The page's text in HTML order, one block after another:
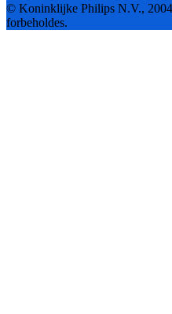
© Koninklijke Philips N.V.,
forbeholdes.